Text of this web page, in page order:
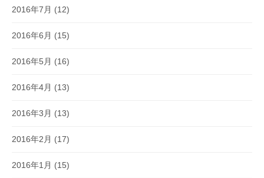
2016年7月 (12)
2016年6月 (15)
2016年5月 (16)
2016年4月 (13)
2016年3月 (13)
2016年2月 (17)
2016年1月 (15)